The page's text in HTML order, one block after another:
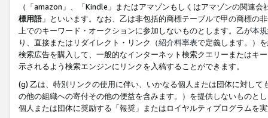
（「amazon」、「Kindle」またはアマゾンもしくはアマゾンの関連
標用語」といいます。なお、乙は非包括的商標テーブルで甲の商標の
上でのキーワード・オークションに参加しないものとします。乙が本
り、直接またはリダイレクト・リンク（紹介料率表で定義します。）
検索広告を購入して、一般的なインターネット検索クエリーまたはキ
示されるよう検索エンジンにリンクを入稿することができます。
(g) 乙は、特別リンクの使用に伴い、いかなる個人または団体に対し
の他の組織への寄付その他の便益を含みます。）を提供しないものと
個人または団体に奨励する「報奨」またはロイヤルティプログラムを